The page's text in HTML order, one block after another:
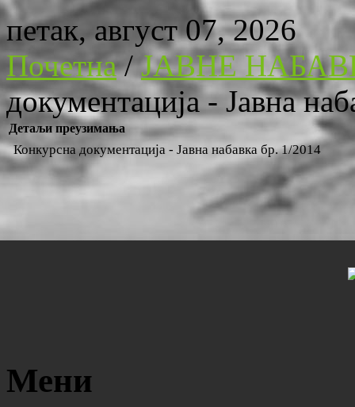
петак, август 07, 2026
Почетна/ЈАВНЕ
документација - Јавна
Детаљи преузимања
Конкурсна документација - Јавна набавка бр. 1/2014
Мени